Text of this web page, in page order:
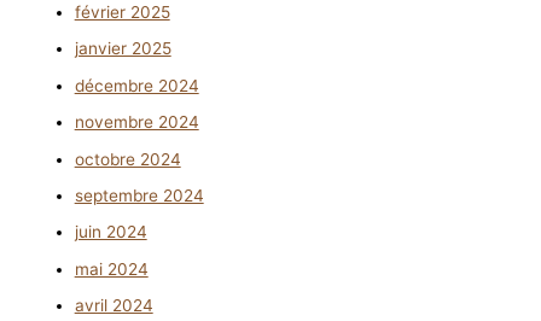
février 2025
janvier 2025
décembre 2024
novembre 2024
octobre 2024
septembre 2024
juin 2024
mai 2024
avril 2024